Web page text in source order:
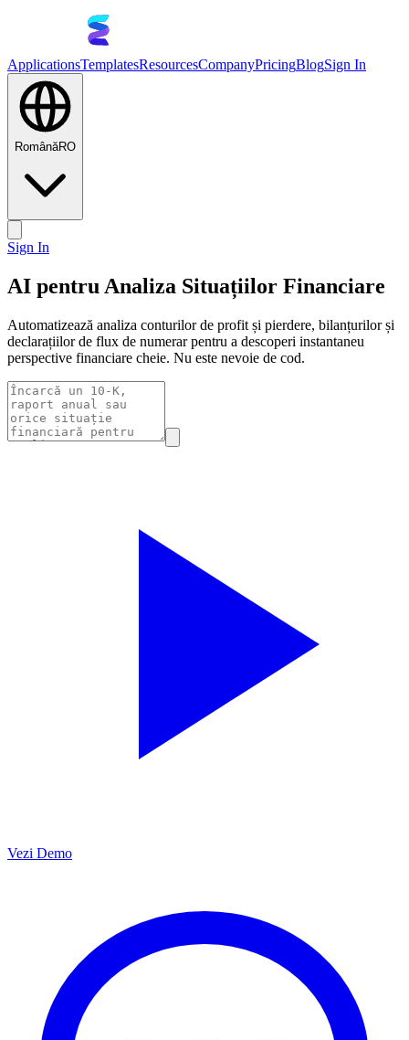
ApplicationsTemplatesResourcesCompanyPricingBlogSign In
RomânăRO
Sign In
AI pentru Analiza Situațiilor Financiare
Automatizează analiza conturilor de profit și pierdere, bilanțurilor și
declarațiilor de flux de numerar pentru a descoperi instantaneu
perspective financiare cheie. Nu este nevoie de cod.
Vezi Demo